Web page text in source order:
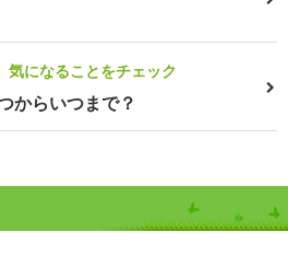
気になることをチェック
からいつまで？